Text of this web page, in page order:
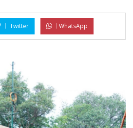
Twitter WhatsApp